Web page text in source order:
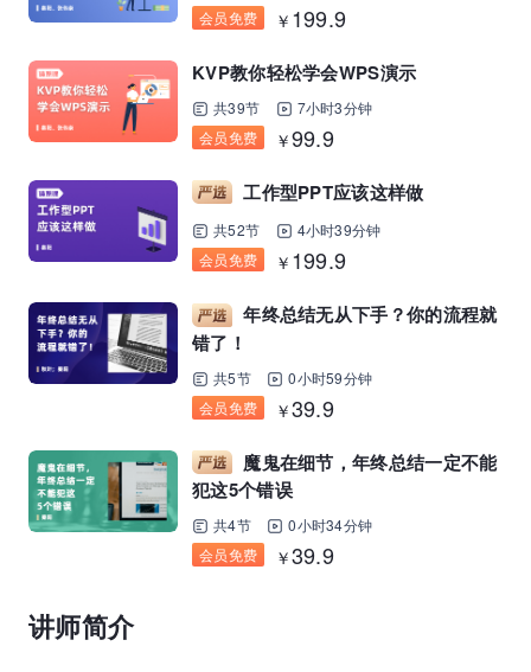
会员免费
￥ 199.9
KVP教你轻松学会WPS演示
共39节
7小时3分钟
会员免费
￥99.9
工作型PPT应该这样做
共52节
4小时39分钟
会员免费
￥ 199.9
年终总结无从下手？你的流程就
错了！
共5节
0小时59分钟
会员免费
￥39.9
魔鬼在细节，年终总结一定不能
犯这5个错误
共4节
0小时34分钟
会员免费
￥39.9
讲师简介